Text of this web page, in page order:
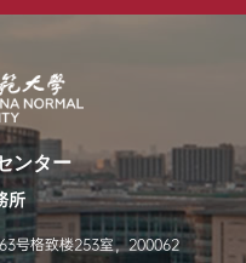
ンター
所
号格致楼253室，200062